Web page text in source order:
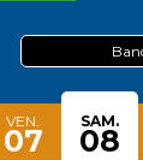
VEN.
07
SAM.
08